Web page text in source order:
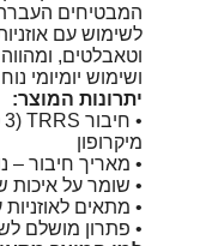
המבטיחים
לשימוש עם
וטאבלטים,
ושימוש יומיומי
יתרונות המוצר:
מיקרופון
• מאריך חיבור –
• שומר על
• מתאים
• פתרון מושלם